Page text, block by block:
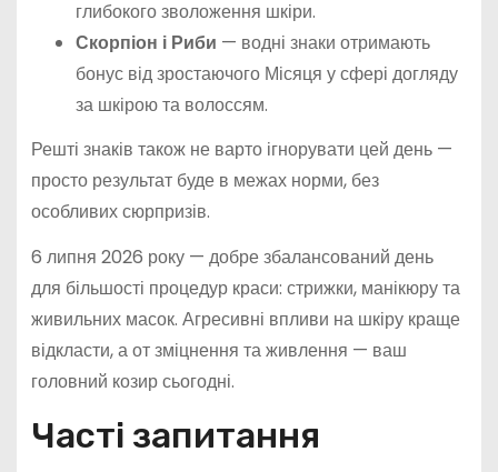
глибокого зволоження шкіри.
Скорпіон і Риби — водні знаки отримають
бонус від зростаючого Місяця у сфері догляду
за шкірою та волоссям.
Решті знаків також не варто ігнорувати цей день —
просто результат буде в межах норми, без
особливих сюрпризів.
6 липня 2026 року — добре збалансований день
для більшості процедур краси: стрижки, манікюру та
живильних масок. Агресивні впливи на шкіру краще
відкласти, а от зміцнення та живлення — ваш
головний козир сьогодні.
Часті запитання